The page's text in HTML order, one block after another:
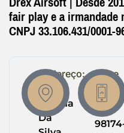
fair play e a irmandade
CNPJ 33.106.431/0001-
Endereço:
R.
Helena
Da
Entre
em
(64)